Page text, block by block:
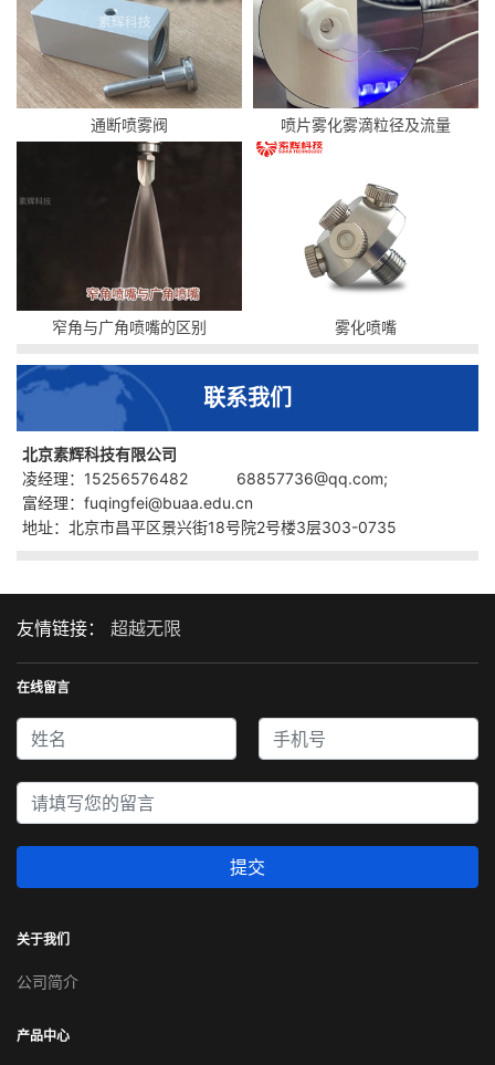
通断喷雾阀 喷片雾化雾滴粒径及流量
窄角与广角喷嘴的区别 雾化喷嘴
联系我们
北京素辉科技有限公司
凌经理：15256576482 68857736@qq.com;
富经理：fuqingfei@buaa.edu.cn
地址：北京市昌平区景兴街18号院2号楼3层303-0735
友情链接： 超越无限
在线留言
提交
关于我们
公司简介
产品中心